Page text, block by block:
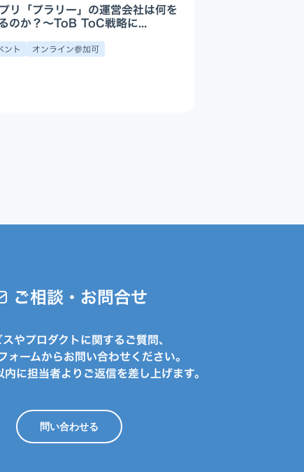
リ「プラリー」の運営会社は何を
のか？〜ToB ToC戦略に...
ント オンライン参加可
ご相談・お問合せ
やプロダクトに関するご質問、
ォームからお問い合わせください。
に担当者よりご返信を差し上げます。
問い合わせる